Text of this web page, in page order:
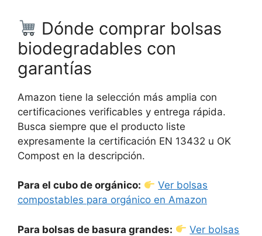
Dónde comprar bolsas
biodegradables con
garantías
Amazon tiene la selección más amplia con
certificaciones verificables y entrega rápida.
Busca siempre que el producto liste
expresamente la certificación EN 13432 u OK
Compost en la descripción.
Para el cubo de orgánico:
Ver bolsas
compostables para orgánico en Amazon
Para bolsas de basura grandes:
Ver bolsas